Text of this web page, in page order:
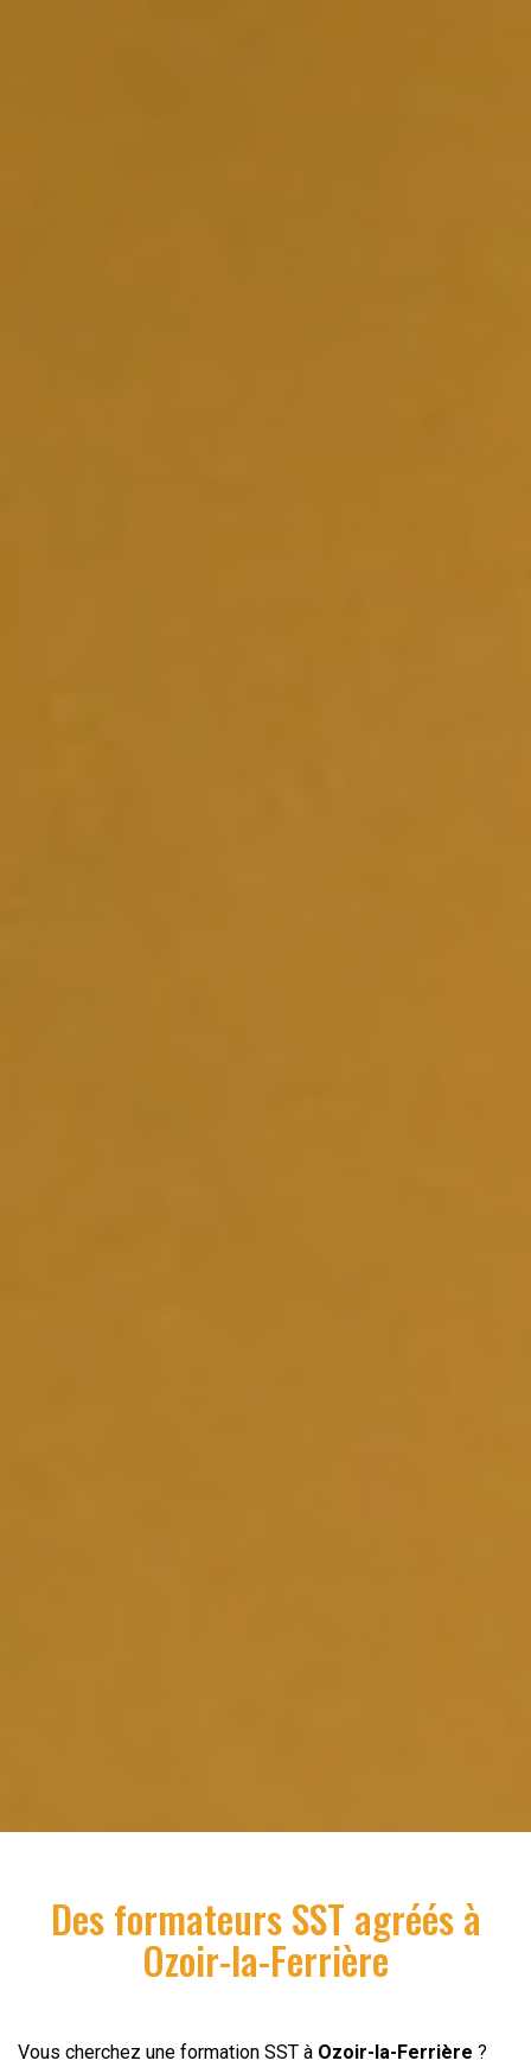
Des formateurs SST agréés à
Ozoir-la-Ferrière
Vous cherchez une formation SST à Ozoir-la-Ferrière ?